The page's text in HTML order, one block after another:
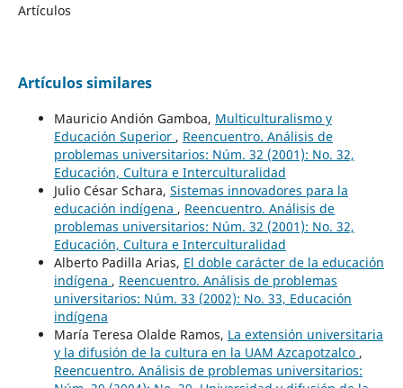
Artículos
Artículos similares
Mauricio Andión Gamboa, Multiculturalismo y
Educación Superior , Reencuentro. Análisis de
problemas universitarios: Núm. 32 (2001): No. 32,
Educación, Cultura e Interculturalidad
Julio César Schara, Sistemas innovadores para la
educación indígena , Reencuentro. Análisis de
problemas universitarios: Núm. 32 (2001): No. 32,
Educación, Cultura e Interculturalidad
Alberto Padilla Arias, El doble carácter de la educación
indígena , Reencuentro. Análisis de problemas
universitarios: Núm. 33 (2002): No. 33, Educación
indígena
María Teresa Olalde Ramos, La extensión universitaria
y la difusión de la cultura en la UAM Azcapotzalco ,
Reencuentro. Análisis de problemas universitarios: